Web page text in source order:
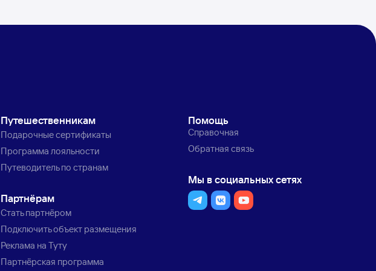
Путешественникам
Подарочные сертификаты
Программа лояльности
Путеводитель по странам
Партнёрам
Стать партнёром
Подключить объект размещения
Реклама на Туту
Партнёрская программа
Помощь
Справочная
Обратная связь
Мы в социальных сетях